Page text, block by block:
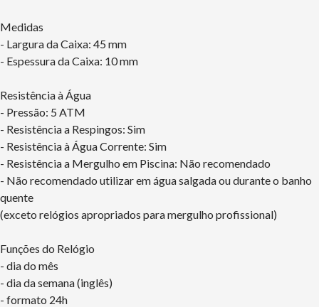
Medidas
- Largura da Caixa: 45 mm
- Espessura da Caixa: 10 mm
Resistência à Água
- Pressão: 5 ATM
- Resistência a Respingos: Sim
- Resistência à Água Corrente: Sim
- Resistência a Mergulho em Piscina: Não recomendado
- Não recomendado utilizar em água salgada ou durante o banho
quente
(exceto relógios apropriados para mergulho profissional)
Funções do Relógio
- dia do mês
- dia da semana (inglês)
- formato 24h